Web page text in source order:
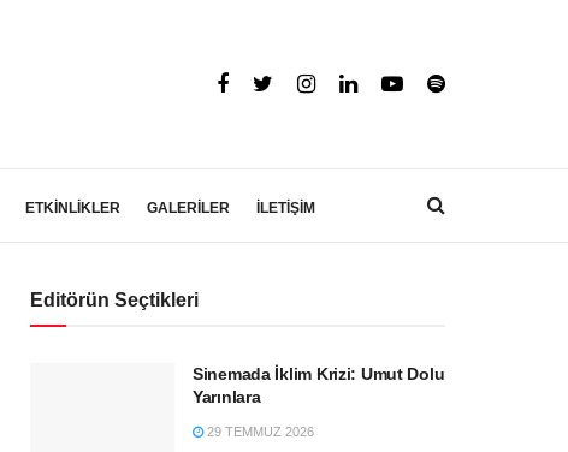
ETKİNLİKLER GALERİLER İLETİŞİM
Editörün Seçtikleri
Sinemada İklim Krizi: Umut Dolu
Yarınlara
29 TEMMUZ 2026